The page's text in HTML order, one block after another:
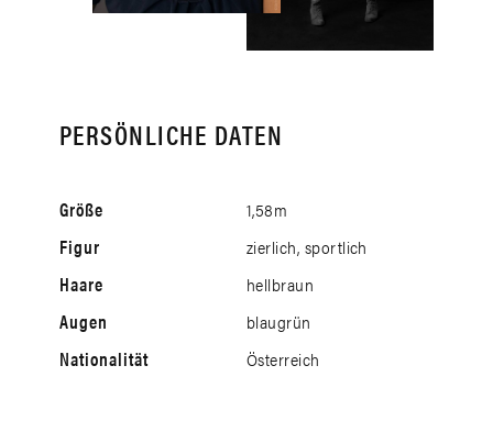
PERSÖNLICHE DATEN
Größe 1,58m
Figur zierlich, sportlich
Haare hellbraun
Augen blaugrün
Nationalität Österreich